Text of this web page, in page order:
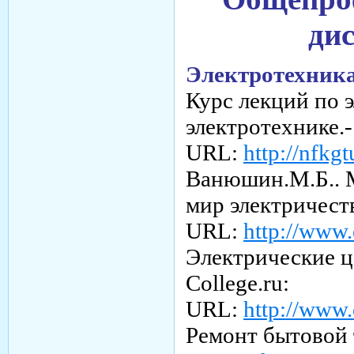
Курс лекций по
электротехнике.-
URL: http://
Ванюшин.М.Б..
мир
URL: http://
Электрические
Сollege.ru:
URL: http://
Ремонт